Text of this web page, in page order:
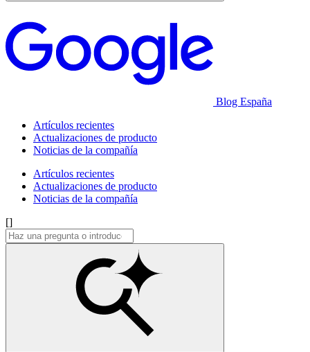
Blog España
Artículos recientes
Actualizaciones de producto
Noticias de la compañía
Artículos recientes
Actualizaciones de producto
Noticias de la compañía
[]